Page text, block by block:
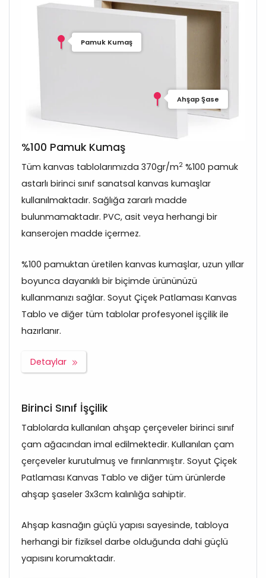
Pamuk Kumaş
Ahşap Şase
%100 Pamuk Kumaş
Tüm kanvas tablolarımızda 370gr/m2 %100 pamuk
astarlı birinci sınıf sanatsal kanvas kumaşlar
kullanılmaktadır. Sağlığa zararlı madde
bulunmamaktadır. PVC, asit veya herhangi bir
kanserojen madde içermez.
%100 pamuktan üretilen kanvas kumaşlar, uzun yıllar
boyunca dayanıklı bir biçimde ürününüzü
kullanmanızı sağlar. Soyut Çiçek Patlaması Kanvas
Tablo ve diğer tüm tablolar profesyonel işçilik ile
hazırlanır.
Detaylar
Birinci Sınıf İşçilik
Tablolarda kullanılan ahşap çerçeveler birinci sınıf
çam ağacından imal edilmektedir. Kullanılan çam
çerçeveler kurutulmuş ve fırınlanmıştır. Soyut Çiçek
Patlaması Kanvas Tablo ve diğer tüm ürünlerde
ahşap şaseler 3x3cm kalınlığa sahiptir.
Ahşap kasnağın güçlü yapısı sayesinde, tabloya
herhangi bir fiziksel darbe olduğunda dahi güçlü
yapısını korumaktadır.